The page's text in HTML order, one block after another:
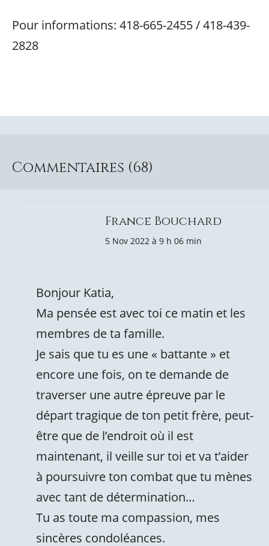
Pour informations: 418-665-2455 / 418-439-
2828
Commentaires (68)
France Bouchard
5 Nov 2022 à 9 h 06 min
Bonjour Katia,
Ma pensée est avec toi ce matin et les
membres de ta famille.
Je sais que tu es une « battante » et
encore une fois, on te demande de
traverser une autre épreuve par le
départ tragique de ton petit frère, peut-
être que de l’endroit où il est
maintenant, il veille sur toi et va t’aider
à poursuivre ton combat que tu mènes
avec tant de détermination…
Tu as toute ma compassion, mes
sincères condoléances.